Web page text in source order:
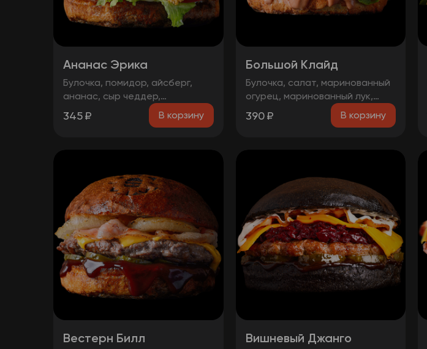
Ананас Эрика
Булочка, помидор, айсберг,
ананас, сыр чеддер,
фирменная курочка в
панировке, майонез, терияки
345₽ В корзину
Большой Клайд
Булочка, салат, маринованный
огурец, маринованный лук,
котлета говядина, чорризо,
сыр чеддер, два фирменных
390 ₽ В корзину
Вестерн Билл Вишневый Джанго